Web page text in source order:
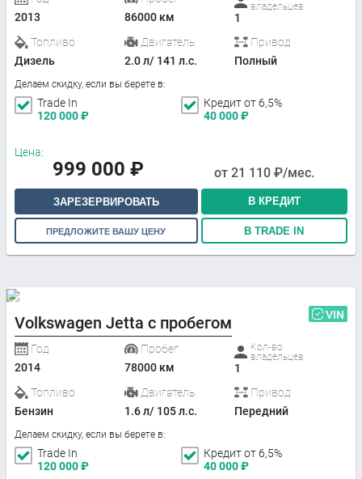
2013
86000 км
владельцев
1
Топливо
Дизель
Двигатель
2.0 л/ 141 л.с.
Привод
Полный
Делаем скидку, если вы берете в:
Trade In
120 000₽
Кредит от 6,5%
40 000₽
Цена:
999 000 ₽ от 21 110 ₽/мес.
ЗАРЕЗЕРВИРОВАТЬ В КРЕДИТ
ПРЕДЛОЖИТЕ ВАШУ ЦЕНУ В TRADE IN
Volkswagen Jetta с пробегом VIN
Год
2014
Пробег
78000 км
Кол-во
владельцев
1
Топливо
Бензин
Двигатель
1.6 л/ 105 л.с.
Привод
Передний
Делаем скидку, если вы берете в:
Trade In
120 000₽
Кредит от 6,5%
40 000₽